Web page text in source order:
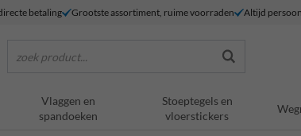
betaling Grootste assortiment, ruime voorraden Altijd
zoek product...
Vlaggen en
spandoeken
Stoeptegels en
vloerstickers